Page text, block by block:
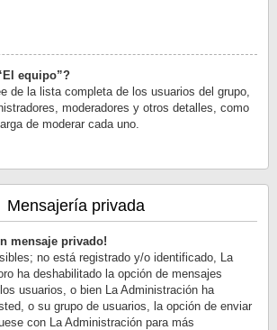
equipo”?
de la lista completa de los usuarios del grupo,
moderadores y otros detalles, como
de moderar cada uno.
Mensajería privada
mensaje privado!
no está registrado y/o identificado, La
ha deshabilitado la opción de mensajes
usuarios, o bien La Administración ha
o su grupo de usuarios, la opción de enviar
con La Administración para más